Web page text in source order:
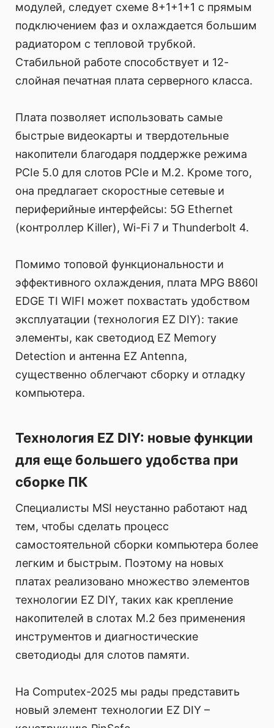
модулей, следует схеме 8+1+1+1 с прямым
подключением фаз и охлаждается большим
радиатором с тепловой трубкой.
Стабильной работе способствует и 12-
слойная печатная плата серверного класса.
Плата позволяет использовать самые
быстрые видеокарты и твердотельные
накопители благодаря поддержке режима
PCIe 5.0 для слотов PCIe и M.2. Кроме того,
она предлагает скоростные сетевые и
периферийные интерфейсы: 5G Ethernet
(контроллер Killer), Wi-Fi 7 и Thunderbolt 4.
Помимо топовой функциональности и
эффективного охлаждения, плата MPG B860I
EDGE TI WIFI может похвастать удобством
эксплуатации (технология EZ DIY): такие
элементы, как светодиод EZ Memory
Detection и антенна EZ Antenna,
существенно облегчают сборку и отладку
компьютера.
Технология EZ DIY: новые функции
для еще большего удобства при
сборке ПК
Специалисты MSI неустанно работают над
тем, чтобы сделать процесс
самостоятельной сборки компьютера более
легким и быстрым. Поэтому на новых
платах реализовано множество элементов
технологии EZ DIY, таких как крепление
накопителей в слотах M.2 без применения
инструментов и диагностические
светодиоды для слотов памяти.
На Computex-2025 мы рады представить
новый элемент технологии EZ DIY –